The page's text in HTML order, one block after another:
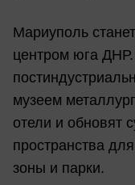
Мариуполь
центром юга
музеем
отели и обновят
пространства
зоны и парки.